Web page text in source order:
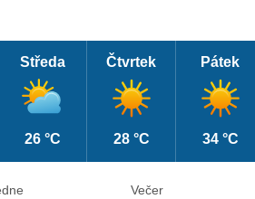
Středa
26 °C
Čtvrtek
28 °C
Pátek
34 °C
Večer